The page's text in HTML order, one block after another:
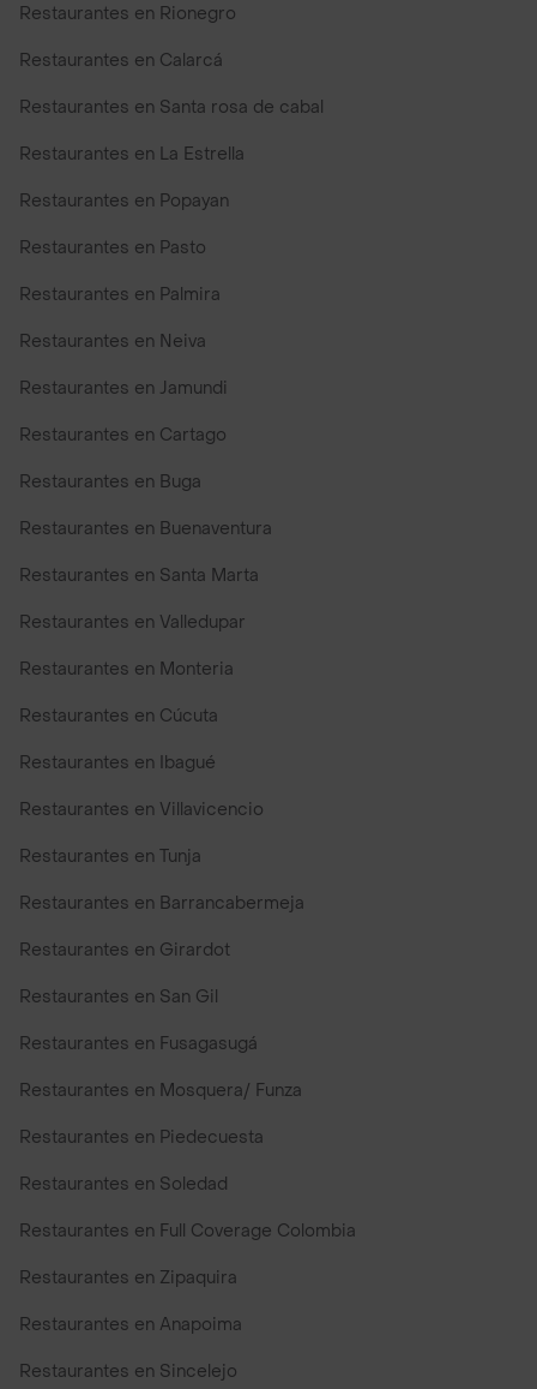
Restaurantes en Rionegro
Restaurantes en Calarcá
Restaurantes en Santa rosa de cabal
Restaurantes en La Estrella
Restaurantes en Popayan
Restaurantes en Pasto
Restaurantes en Palmira
Restaurantes en Neiva
Restaurantes en Jamundi
Restaurantes en Cartago
Restaurantes en Buga
Restaurantes en Buenaventura
Restaurantes en Santa Marta
Restaurantes en Valledupar
Restaurantes en Monteria
Restaurantes en Cúcuta
Restaurantes en Ibagué
Restaurantes en Villavicencio
Restaurantes en Tunja
Restaurantes en Barrancabermeja
Restaurantes en Girardot
Restaurantes en San Gil
Restaurantes en Fusagasugá
Restaurantes en Mosquera/ Funza
Restaurantes en Piedecuesta
Restaurantes en Soledad
Restaurantes en Full Coverage Colombia
Restaurantes en Zipaquira
Restaurantes en Anapoima
Restaurantes en Sincelejo